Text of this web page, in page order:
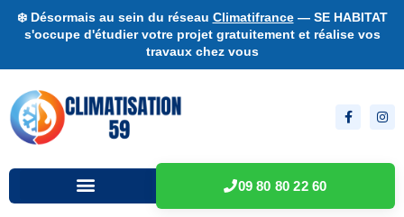
❄️ Désormais au sein du réseau Climatifrance— SE HABITAT
s'occupe d'étudier votre projet gratuitement et réalise vos
travaux chez vous
09 80 80 22 60